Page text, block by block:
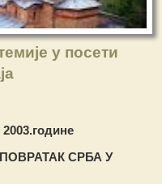
у посети
СРБА У